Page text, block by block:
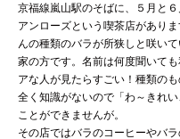
京福線嵐山駅のそばに、５月と
アンローズという喫茶店があり
んの種類のバラが所狭しと咲い
家の方です。名前は何度聞いて
アな人が見たらすごい！種類の
全く知識がないので「わ～きれ
ことができませんが。
その店ではバラのコーヒーやバ